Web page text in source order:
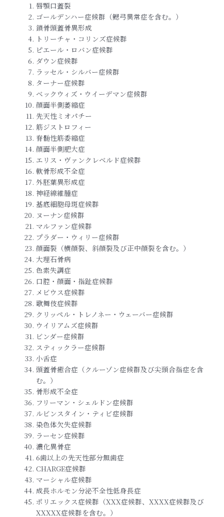
唇顎口蓋裂
ゴールデンハー症候群（鰓弓異常症を含む。）
鎖骨頭蓋骨異形成
トリーチャ・コリンズ症候群
ピエール・ロバン症候群
ダウン症候群
ラッセル・シルバー症候群
ターナー症候群
ベックウィズ・ウイーデマン症候群
顔面半側萎縮症
先天性ミオパチー
筋ジストロフィー
脊髄性筋委縮症
顔面半側肥大症
エリス・ヴァンクレベルド症候群
軟骨形成不全症
外胚葉異形成症
神経線維腫症
基底細胞母斑症候群
ヌーナン症候群
マルファン症候群
プラダー・ウィリー症候群
顔面裂（横顔裂、斜顔裂及び正中顔裂を含む。）
大理石骨病
色素失調症
口腔・顔面・指趾症候群
メビウス症候群
歌舞伎症候群
クリッペル・トレノネー・ウェーバー症候群
ウイリアムズ症候群
ビンダー症候群
スティックラー症候群
小舌症
頭蓋骨癒合症（クルーゾン症候群及び尖頭合指症を含
む。）
骨形成不全症
フリーマン・シェルドン症候群
ルビンスタイン・ティビ症候群
染色体欠失症候群
ラーセン症候群
濃化異骨症
6歯以上の先天性部分無歯症
CHARGE症候群
マーシャル症候群
成長ホルモン分泌不全性低身長症
ポリエックス症候群（XXX症候群、XXXX症候群及び
XXXXX症候群を含む。）